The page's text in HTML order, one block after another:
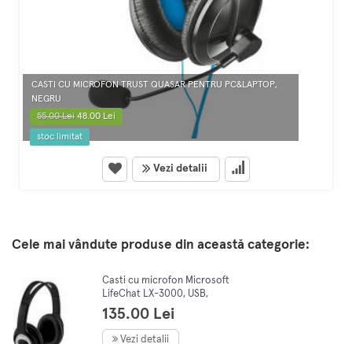
CASTI CU MICROFON TRUST QUASAR PENTRU PC&LAPTOP,
NEGRU
55.00 Lei48.00 Lei
stoc limitat
Vezi detalii
Cele mai vândute produse din această categorie:
Casti cu microfon Microsoft
LifeChat LX-3000, USB,
Negru
135.00 Lei
Vezi detalii